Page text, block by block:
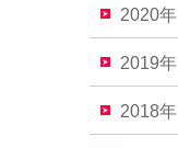
2020年
2019年
2018年